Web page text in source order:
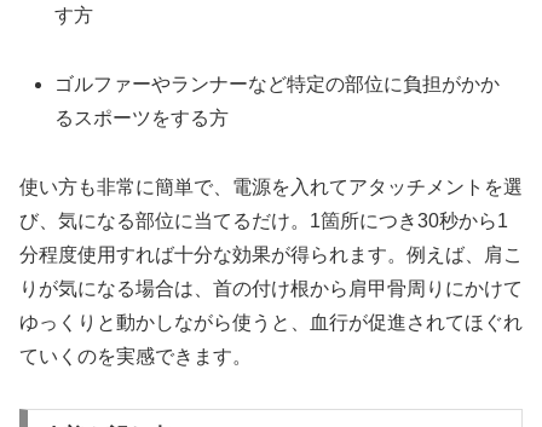
す方
ゴルファーやランナーなど特定の部位に負担がかか
るスポーツをする方
使い方も非常に簡単で、電源を入れてアタッチメントを選
び、気になる部位に当てるだけ。1箇所につき30秒から1
分程度使用すれば十分な効果が得られます。例えば、肩こ
りが気になる場合は、首の付け根から肩甲骨周りにかけて
ゆっくりと動かしながら使うと、血行が促進されてほぐれ
ていくのを実感できます。